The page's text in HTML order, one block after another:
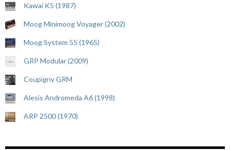
Kawai K5 (1987)
Moog Minimoog Voyager (2002)
Moog System 55 (1965)
GRP Modular (2009)
Coupigny GRM
Alesis Andromeda A6 (1998)
ARP 2500 (1970)